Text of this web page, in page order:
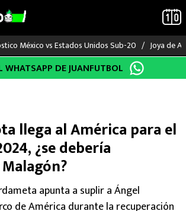
México vs Estados Unidos Sub-20 Joya de
WHATSAPP DE JUANFUTBOL
llega al América para el
¿se debería
apunta a suplir a Ángel
de América durante la recuperación